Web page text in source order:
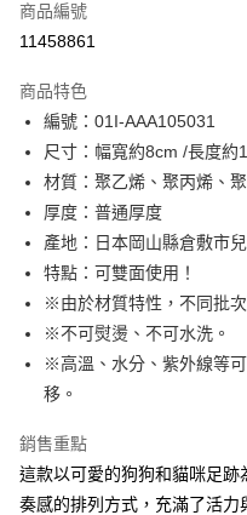
超商取貨付款
Apple Pay
街口支付
Google Pay
大哥付你分期
相關說明
【大哥付你分期使用說明】
1.本服務由台灣大哥大提供，台
流程，驗證手機門號後，選擇欲
成交易。
4.訂單成立30分鐘內，如未前往
法說明評估內容。
【繳款方式說明】
AFTEE先享後付
相關說明
【關於「AFTEE先享後付」】
AFTEE先享後付是「在收到商品
１．簡單：不需註冊會員、不需綁
２．便利：只要手機號碼，簡訊
ATM付款
全家取貨付款
商品編號
11458861
商品特色
編號：01I-AAA105031
尺寸：幅寬約8cm /長度約
材質：聚乙烯、聚丙烯、
厚度：普通厚度
產地：日本岡山縣倉敷市
特點：可雙面使用！
※由於材質特性，不同批
※不可熨燙、不可水洗。
※高溫、水分、紫外線等
移。
銷售重點
這款以可愛的狗狗和貓咪足
奏感的排列方式，充滿了活